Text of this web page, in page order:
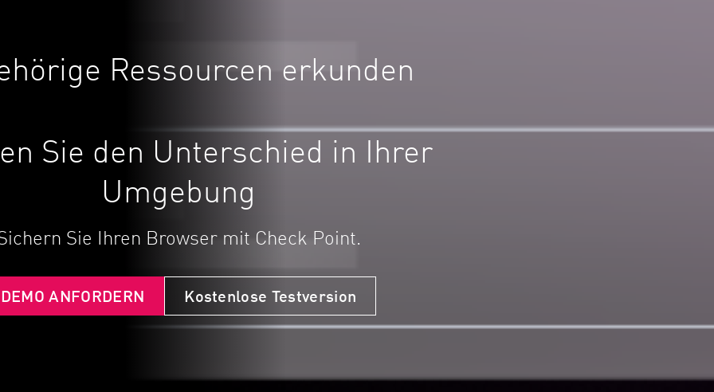
Ressourcen erkunden
Sie den Unterschied in Ihrer
Umgebung
Sie Ihren Browser mit Check Point.
DEMO ANFORDERN Kostenlose Testversion